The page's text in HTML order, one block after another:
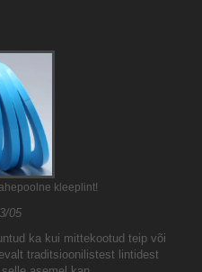
kleeplint!
05
ka kui mittekootud teip või
traditsioonilistest lintidest